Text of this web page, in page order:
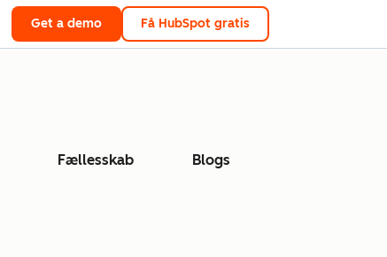
Get a demo Få HubSpot gratis
Fællesskab Blogs